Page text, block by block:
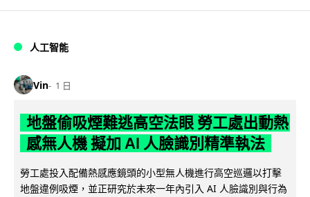
人工智能
Vin 1 日
地盤偷吸煙難逃高空法眼 勞工處出動熱
感無人機 擬加 AI 人臉識別精準執法
勞工處投入配備熱感應鏡頭的小型無人機進行高空巡邏以打擊
地盤違例吸煙，並正研究於未來一年內引入 AI 人臉識別與行為